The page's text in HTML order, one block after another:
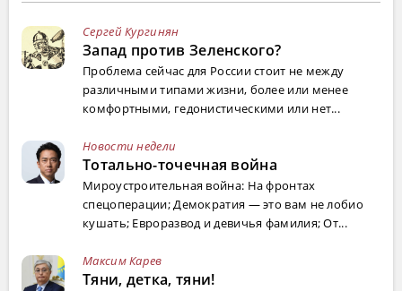
Сергей Кургинян
Запад против Зеленского?
Проблема сейчас для России стоит не между
различными типами жизни, более или менее
комфортными, гедонистическими или нет...
Новости недели
Тотально-точечная война
Мироустроительная война: На фронтах
спецоперации; Демократия — это вам не лобио
кушать; Евроразвод и девичья фамилия; От...
Максим Карев
Тяни, детка, тяни!